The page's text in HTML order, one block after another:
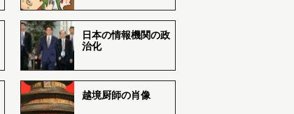
日本の情報機関の政
治化
越境厨師の肖像